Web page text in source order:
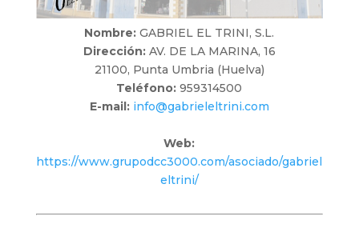
Nombre: GABRIEL EL TRINI, S.L.
Dirección: AV. DE LA MARINA, 16
21100, Punta Umbria (Huelva)
Teléfono:959314500
E-mail: info@gabrieleltrini.com
Web:
https://www.grupodcc3000.com/asociado/gabriel
eltrini/